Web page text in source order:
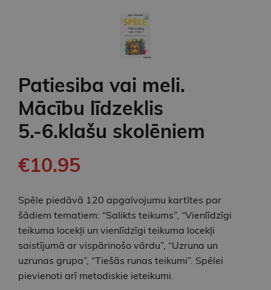
Patiesiba vai meli.
Mācību līdzeklis
5.-6.klašu skolēniem
€10.95
Spēle piedāvā 120 apgalvojumu kartītes par
šādiem tematiem: “Salikts teikums”, “Vienlīdzīgi
teikuma locekļi un vienlīdzīgi teikuma locekļi
saistījumā ar vispārinošo vārdu”, “Uzruna un
uzrunas grupa”, “Tiešās runas teikumi”. Spēlei
pievienoti arī metodiskie ieteikumi.